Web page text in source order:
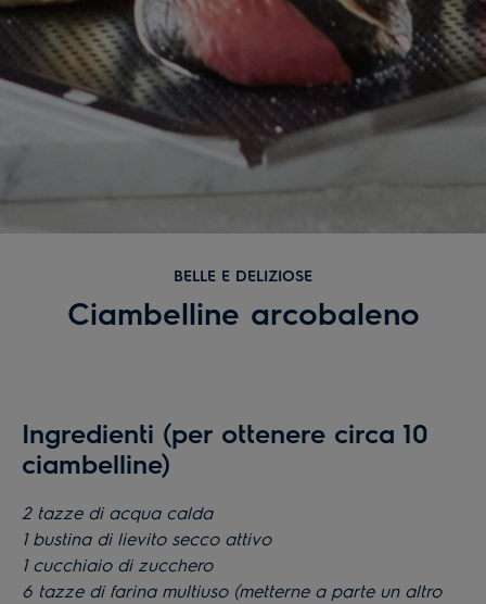
BELLE E DELIZIOSE
Ciambelline arcobaleno
Ingredienti (per ottenere circa 10
ciambelline)
2 tazze di acqua calda
1 bustina di lievito secco attivo
1 cucchiaio di zucchero
6 tazze di farina multiuso (metterne a parte un altro